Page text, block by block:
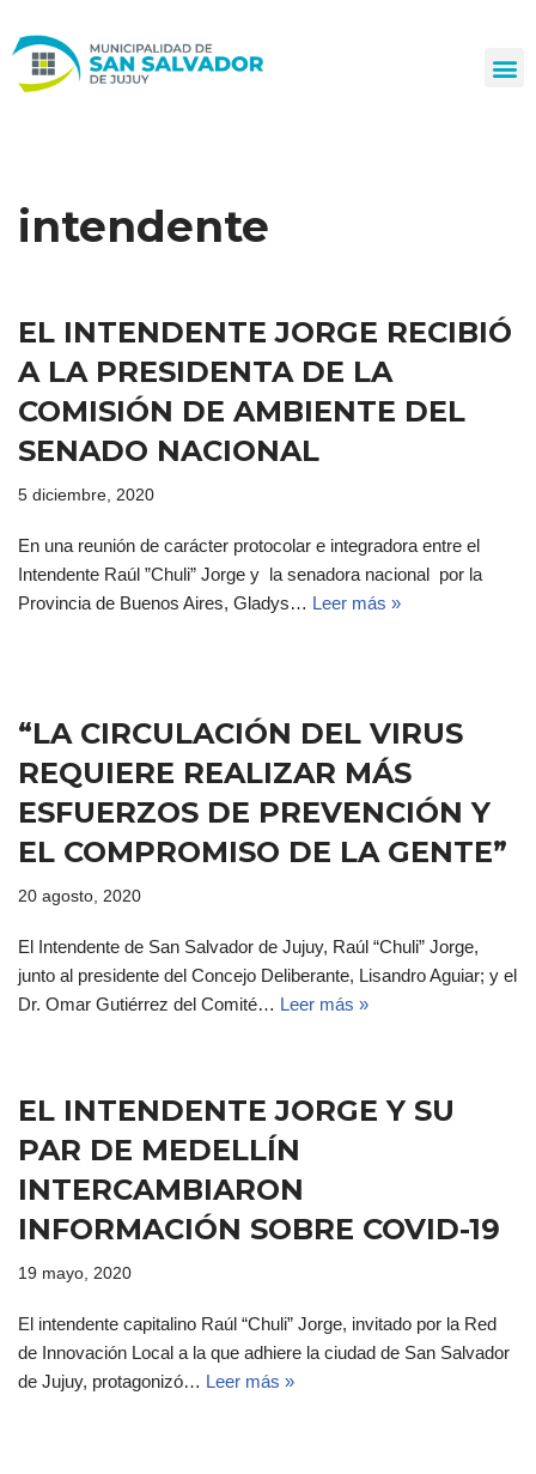
al
intendente
EL INTENDENTE JORGE RECIBIÓ
A LA PRESIDENTA DE LA
COMISIÓN DE AMBIENTE DEL
SENADO NACIONAL
5 diciembre, 2020
En una reunión de carácter protocolar e integradora entre el
Intendente Raúl ”Chuli” Jorge y la senadora nacional por la
Provincia de Buenos Aires, Gladys… Leer más »
“LA CIRCULACIÓN DEL VIRUS
REQUIERE REALIZAR MÁS
ESFUERZOS DE PREVENCIÓN Y
EL COMPROMISO DE LA GENTE”
20 agosto, 2020
El Intendente de San Salvador de Jujuy, Raúl “Chuli” Jorge,
junto al presidente del Concejo Deliberante, Lisandro Aguiar; y el
Dr. Omar Gutiérrez del Comité… Leer más »
EL INTENDENTE JORGE Y SU
PAR DE MEDELLÍN
INTERCAMBIARON
INFORMACIÓN SOBRE COVID-19
19 mayo, 2020
El intendente capitalino Raúl “Chuli” Jorge, invitado por la Red
de Innovación Local a la que adhiere la ciudad de San Salvador
de Jujuy, protagonizó… Leer más »